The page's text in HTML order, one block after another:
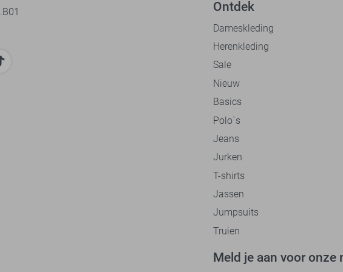
Ontdek
Dameskleding
Herenkleding
Sale
Nieuw
Basics
Polo`s
Jeans
Jurken
T-shirts
Jassen
Jumpsuits
Truien
Meld je aan voor onze